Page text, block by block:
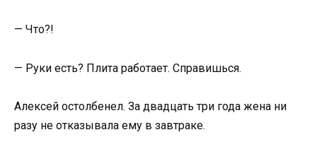
— Что?!
— Руки есть? Плита работает. Справишься.
Алексей остолбенел. За двадцать три года жена ни
разу не отказывала ему в завтраке.